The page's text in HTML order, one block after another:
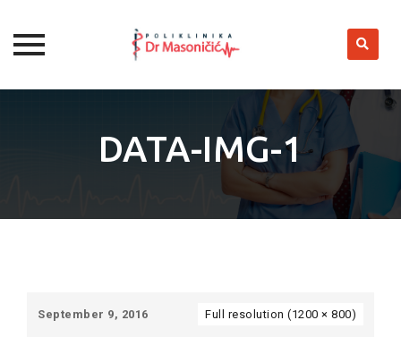
DATA-IMG-1
September 9, 2016 Full resolution (1200 × 800)